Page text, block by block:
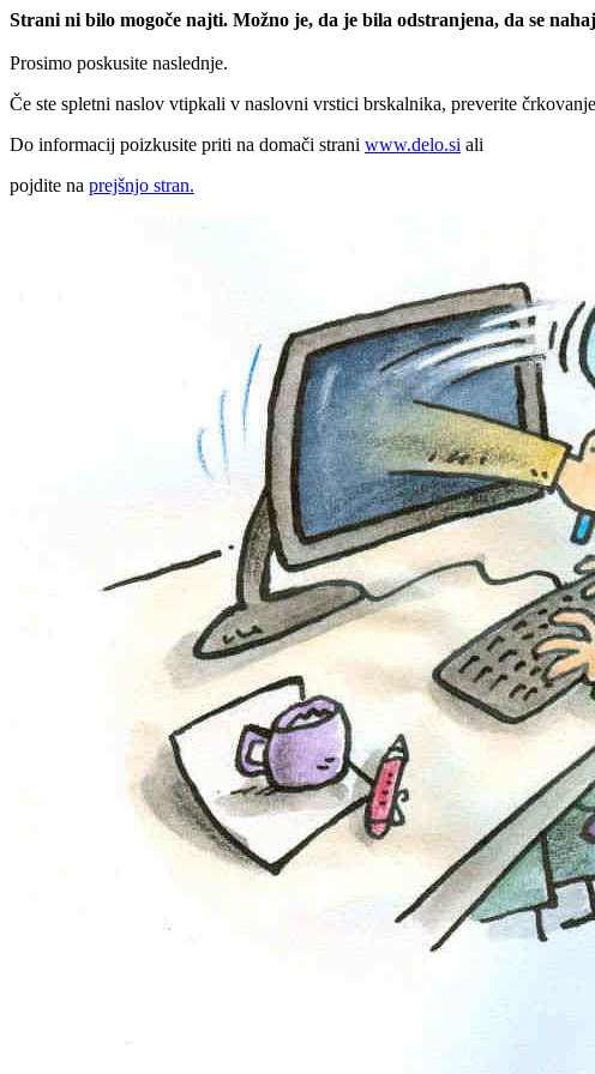
Strani ni bilo mogoče najti. Možno je, da je bila odstranjena, da se
Prosimo poskusite naslednje.
Če ste spletni naslov vtipkali v naslovni vrstici brskalnika, preverite
Do informacij poizkusite priti na domači strani www.delo.si ali
pojdite na prejšnjo stran.